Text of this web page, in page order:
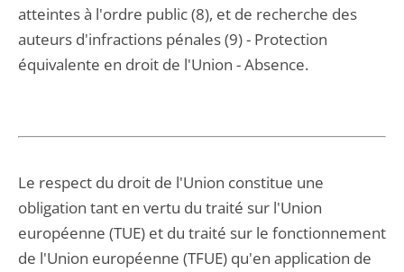
atteintes à l'ordre public (8), et de recherche des
auteurs d'infractions pénales (9) - Protection
équivalente en droit de l'Union - Absence.
Le respect du droit de l'Union constitue une
obligation tant en vertu du traité sur l'Union
européenne (TUE) et du traité sur le fonctionnement
de l'Union européenne (TFUE) qu'en application de